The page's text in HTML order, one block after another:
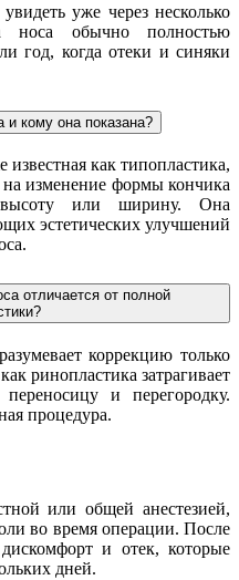
уже через несколько
носа обычно полностью
год, когда отеки и синяки
и кому она показана?
как типопластика,
изменение формы кончика
или ширину. Она
эстетических улучшений
отличается от полной
коррекцию только
ринопластика затрагивает
и перегородку.
процедура.
или общей анестезией,
во время операции. После
и отек, которые
дней.